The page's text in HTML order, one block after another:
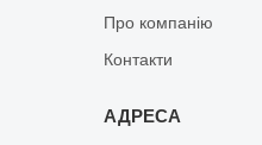
Про компанію
Контакти